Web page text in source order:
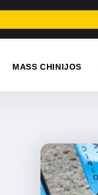
MASS CHINIJOS